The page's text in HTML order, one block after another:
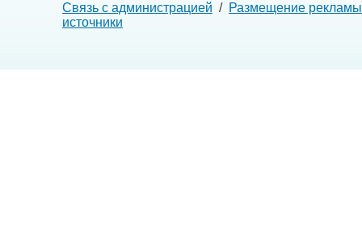
Связь с администрацией / Размещение рекламы
источники